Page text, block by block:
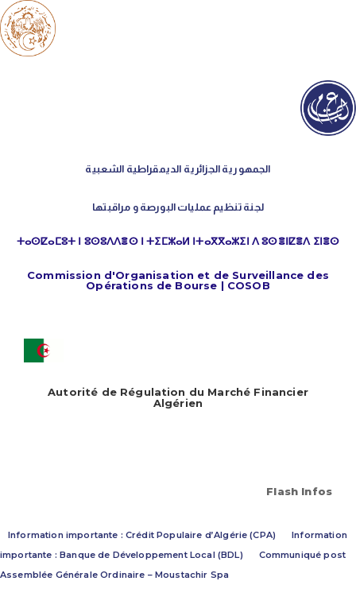
الجمهورية الجزائرية الديمقراطية الشعبية
لجنة تنظيم عمليات البورصة و مراقبتها
ⵜⴰⵙⵇⴰⵎⵓⵜ ⵏ ⵓⵙⵓⴷⴷⴻⵙ ⵏ ⵜⵉⵎⵣⴰⵍ ⵏⵜⴰⴳⴳⴰⵣⵉⵏ ⴷ ⵓⵙⴻⵏⵇⴻⴷ ⵉⵏⴻⵙ
Commission d'Organisation et de Surveillance des
Opérations de Bourse | COSOB
Autorité de Régulation du Marché Financier
Algérien
Flash Infos
Information importante : Crédit Populaire d’Algérie (CPA)
Information
importante : Banque de Développement Local (BDL)
Communiqué post
Assemblée Générale Ordinaire – Moustachir Spa